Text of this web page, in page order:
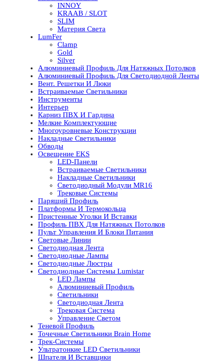
INNOY
KRAAB / SLOT
SLIM
Материя Света
LumFer
Clamp
Gold
Silver
Алюминиевый Профиль Для Натяжных Потолков
Алюминиевый Профиль Для Светодиодной Ленты
Вент. Решетки И Люки
Встраиваемые Светильники
Инструменты
Интерьер
Карниз ПВХ И Гардина
Мелкие Комплектующие
Многоуровневые Конструкции
Накладные Светильники
Обводы
Освещение EKS
LED-Панели
Встраиваемые Светильники
Накладные Светильники
Светодиодный Модули MR16
Трековые Системы
Парящий Профиль
Платформы И Термокольца
Пристенные Уголки И Вставки
Профиль ПВХ Для Натяжных Потолков
Пульт Управления И Блоки Питания
Световые Линии
Светодиодная Лента
Светодиодные Лампы
Светодиодные Люстры
Светодиодные Системы Lumistar
LED Лампы
Алюминиевый Профиль
Светильники
Светодиодная Лента
Трековая Система
Управление Светом
Теневой Профиль
Точечные Светильники Brain Home
Трек-Системы
Ультратонкие LED Светильники
Шпателя И Вставщики